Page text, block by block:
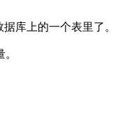
库上的一个表里了。